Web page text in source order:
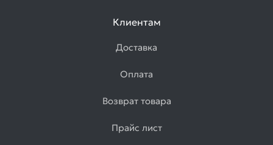
Клиентам
Доставка
Оплата
Возврат товара
Прайс лист